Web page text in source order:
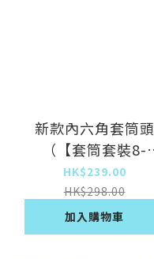
新款內六角套筒頭
（【套筒套裝8-
24mm】14件套）
HK$239.00
HK$298.00
加入購物車